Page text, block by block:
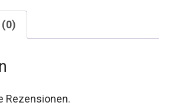
(0)
Rezensionen.